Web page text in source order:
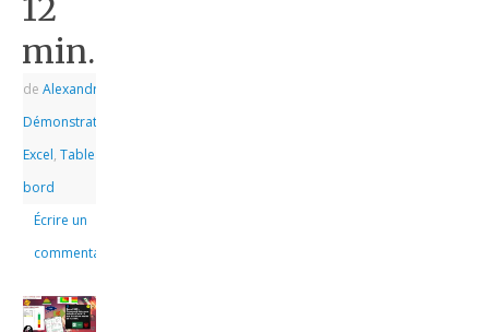
12
min.
deAlexandre
Démonstrations
Excel,Tableau de
bord
Écrire un
commentaire